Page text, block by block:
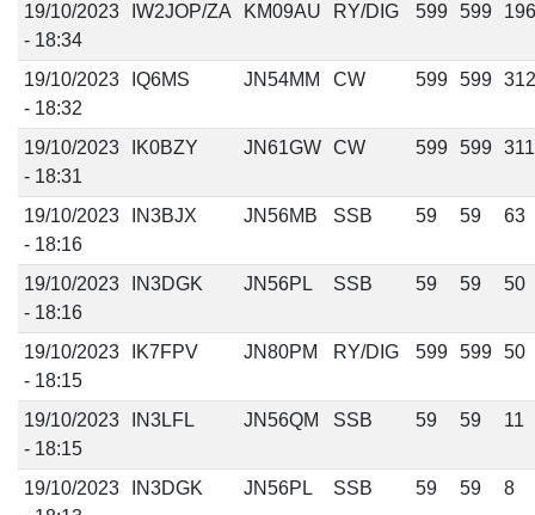
19/10/2023
- 18:34
IW2JOP/ZA KM09AU RY/DIG 599 599 196
19/10/2023
- 18:32
IQ6MS JN54MM CW 599 599 312
19/10/2023
- 18:31
IK0BZY JN61GW CW 599 599 311
19/10/2023
- 18:16
IN3BJX JN56MB SSB 59 59 63
19/10/2023
- 18:16
IN3DGK JN56PL SSB 59 59 50
19/10/2023
- 18:15
IK7FPV JN80PM RY/DIG 599 599 50
19/10/2023
- 18:15
IN3LFL JN56QM SSB 59 59 11
19/10/2023
IN3DGK JN56PL SSB 59 59 8